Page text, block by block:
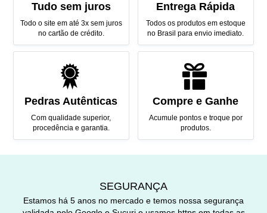
Tudo sem juros
Todo o site em até 3x sem juros
no cartão de crédito.
Entrega Rápida
Todos os produtos em estoque
no Brasil para envio imediato.
Pedras Autênticas
Com qualidade superior,
procedência e garantia.
Compre e Ganhe
Acumule pontos e troque por
produtos.
SEGURANÇA
Estamos há 5 anos no mercado e temos nossa segurança